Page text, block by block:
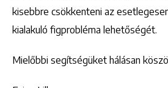
kisebbre csökkenteni az
kialakuló figprobléma lehetőségét.
Mielőbbi segítségüket hálásan